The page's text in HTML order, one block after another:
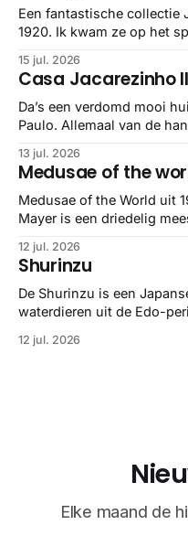
Een fantastische collectie
1920. Ik kwam ze op het
gebundeld in een: boek ✨
stuk netter getrokken,
minstens
15 jul. 2026
Casa Jacarezinho II
Da’s een verdomd mooi
Paulo. Allemaal van de
13 jul. 2026
Medusae of the
Medusae of the World uit
Mayer is een driedelig
gedetailleerd overzicht
taxonomie. Het boek staat bekend om de combinatie van
strikte wetenschap met
illustraties en
12 jul. 2026
Shurinzu
De Shurinzu is een
waterdieren uit de Edo-
bekend om verfijnde
12 jul. 2026
Elke maand de